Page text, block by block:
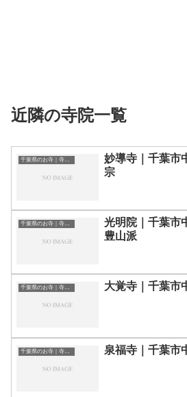
近隣の寺院一覧
千葉県のお寺｜寺院一覧
妙導寺｜千葉市
宗
千葉県のお寺｜寺院一覧
光明院｜千葉市
豊山派
千葉県のお寺｜寺院一覧 大覚寺｜千葉市
千葉県のお寺｜寺院一覧 泉福寺｜千葉市